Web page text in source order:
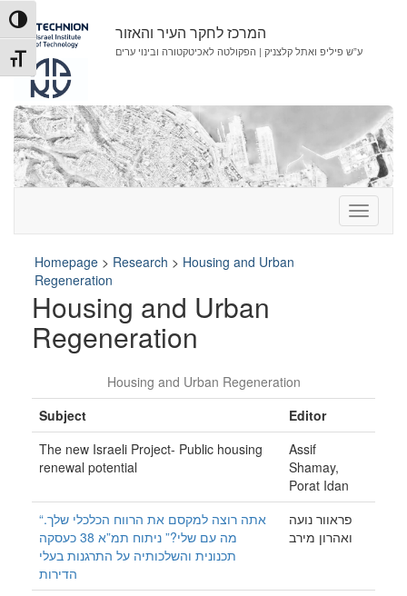
Skip
to
Content
Skip
to
navigation
Toggle High Contrast
Toggle Font size
המרכז לחקר העיר והאזור
ע”ש פיליפ ואתל קלצניק | הפקולטה לאכיטקטורה ובינוי ערים
Homepage > Research > Housing and Urban
Regeneration
Housing and Urban
Regeneration
Housing and Urban Regeneration
Subject
Editor
The new Israeli Project- Public housing
renewal potential
Assif
Shamay,
Porat Idan
“אתה רוצה למקסם את הרווח הכלכלי שלך.
מה עם שלי?” ניתוח תמ”א 38 כעסקה
תכנונית והשלכותיה על התרגנות בעלי
הדירות
פראוור נועה
ואהרון מירב